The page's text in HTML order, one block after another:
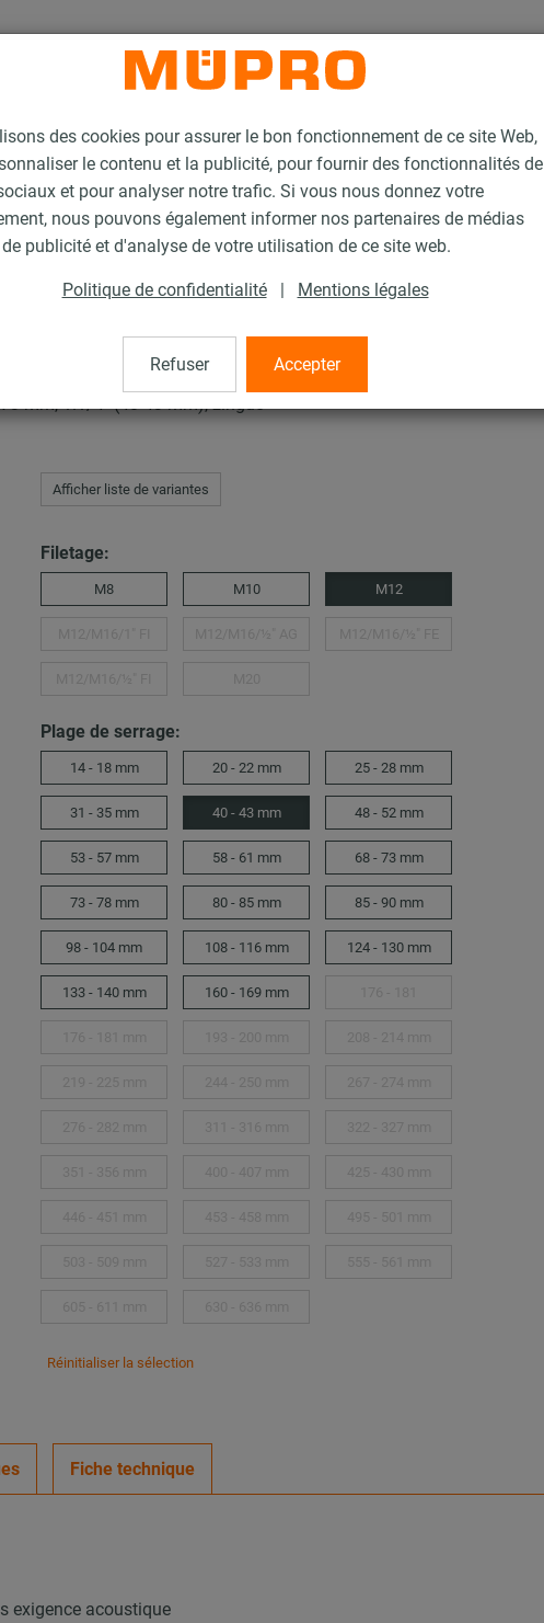
des cookies pour assurer le bon fonctionnement de ce site Web,
le contenu et la publicité, pour fournir des fonctionnalités de
et pour analyser notre trafic. Si vous nous donnez votre
nous pouvons également informer nos partenaires de médias
publicité et d'analyse de votre utilisation de ce site web.
Politique de confidentialité | Mentions légales
Refuser Accepter
accessoires pour supports lourds Collier à vis lourd
3 mm, 1.1/4" (40-43 mm), zingué
Afficher liste de variantes
Filetage:
M8 M10 M12
Plage de serrage:
14 - 18 mm 20 - 22 mm 25 - 28 mm
31 - 35 mm 40 - 43 mm 48 - 52 mm
53 - 57 mm 58 - 61 mm 68 - 73 mm
73 - 78 mm 80 - 85 mm 85 - 90 mm
98 - 104 mm 108 - 116 mm 124 - 130 mm
133 - 140 mm 160 - 169 mm
Réinitialiser la sélection
Fiche technique
exigence acoustique